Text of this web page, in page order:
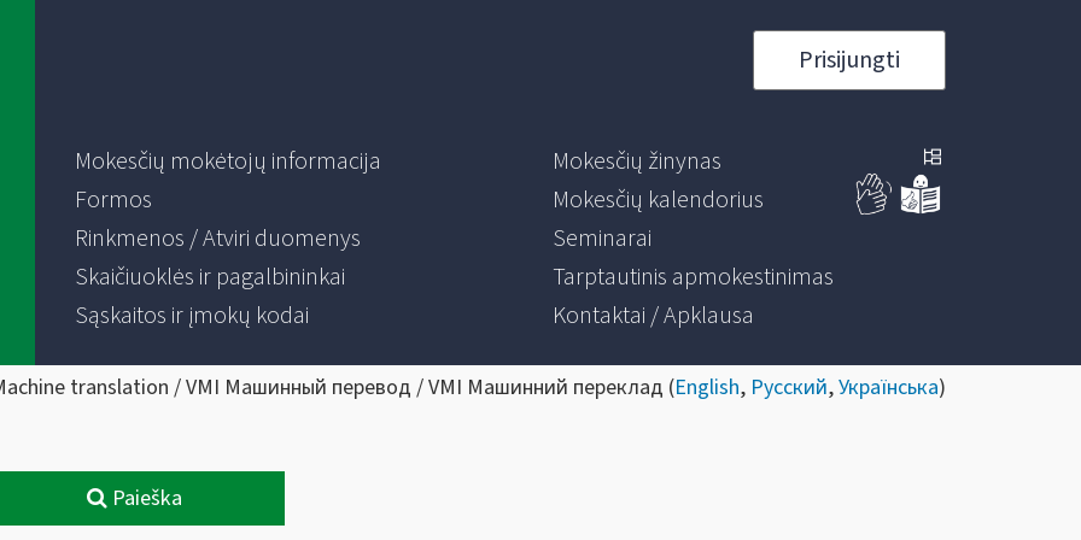
Prisijungti
Mokesčių mokėtojų informacija
Formos
Rinkmenos / Atviri duomenys
Skaičiuoklės ir pagalbininkai
Sąskaitos ir įmokų kodai
Mokesčių žinynas
Mokesčių kalendorius
Seminarai
Tarptautinis apmokestinimas
Kontaktai / Apklausa
translation / VMI Машинный перевод / VMI Машинний переклад (English, Русский,Українська)
Paieška